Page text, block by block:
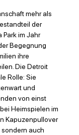
mehr als
der
Park im Jahr
Begegnung
ihre
Die Detroit
Rolle: Sie
und
von einst
Heimspielen im
Kapuzenpullover
auch